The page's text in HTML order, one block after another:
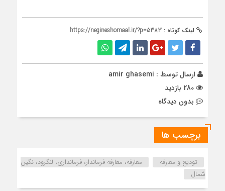
لینک کوتاه : https://negineshomaal.ir/?p=5383
ارسال توسط : amir ghasemi
بدون دیدگاه
برچسب ها
تودیع و معارفه
معارفه، معارفه فرماندار، فرمانداری، لنگرود، نگین
شمال